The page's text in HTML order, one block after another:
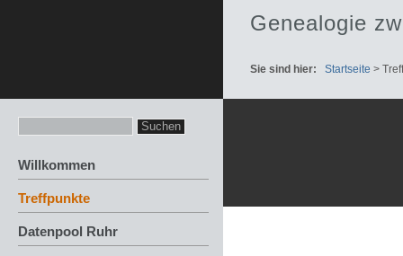
Willkommen
Treffpunkte
Datenpool Ruhr
Genealogie
Sie sind hier: Startseite >